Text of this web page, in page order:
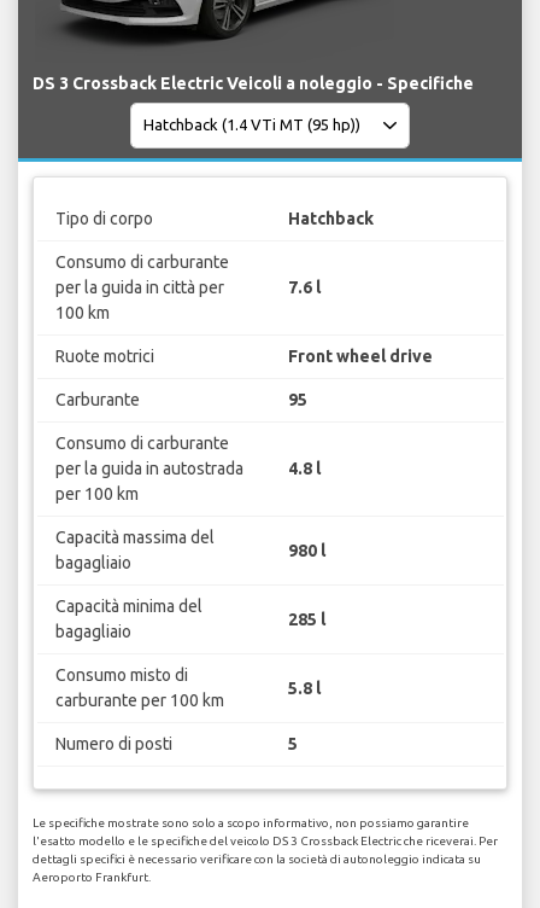
DS 3 Crossback Electric Veicoli a noleggio - Specifiche
Tipo di corpo Hatchback
Consumo di carburante
per la guida in città per
100 km
7.6 l
Ruote motrici Front wheel drive
Carburante 95
Consumo di carburante
per la guida in autostrada
per 100 km
4.8 l
Capacità massima del
bagagliaio
980 l
Capacità minima del
bagagliaio
285 l
Consumo misto di
carburante per 100 km
5.8 l
Numero di posti 5
Le specifiche mostrate sono solo a scopo informativo, non possiamo garantire
l'esatto modello e le specifiche del veicolo DS 3 Crossback Electric che riceverai. Per
dettagli specifici è necessario verificare con la società di autonoleggio indicata su
Aeroporto Frankfurt.